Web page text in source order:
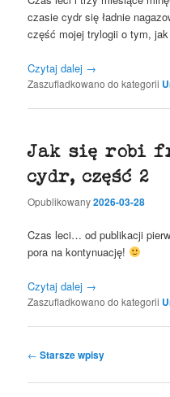
czasie cydr się ładnie
część mojej trylogii o tym,
Czytaj dalej →
Zaszufladkowano do kategorii
Jak się robi
cydr, część 2
Opublikowany2026-03-28
Czas leci… od publikacji
pora na kontynuację!
Czytaj dalej →
Zaszufladkowano do kategorii
Nawigacja
← Starsze wpisy